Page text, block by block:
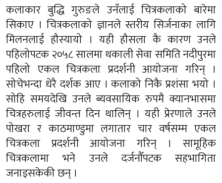
कलाकार बुद्धि गुरुङले उनँलाई चित्रकलाको बारेमा
सिकाए । चित्रकलाको ज्ञानले स्तरीय सिर्जनाका लागि
मिलनलाई हौस्यायो । यही हौसला कै कारण उनले
पहिलोपटक २०५८ सालमा थकाली सेवा समिति नदीपुरमा
पहिलो एकल चित्रकला प्रदर्शनी आयोजना गरिन् ।
सोचेभन्दा धेरै दर्शक आए । कलाको निकै प्रशंसा भयो ।
सोहि समयदेखि उनले ब्यवसायिक रुपमै क्यानभासमा
चित्रहरुलाई जीवन्त दिन थालिन् । यही प्रेरणाले उनले
पोखरा र काठमाण्डुमा लगातार चार वर्षसम्म एकल
चित्रकला प्रदर्शनी आयोजना गरिन् । सामूहिक
चित्रकलामा भने उनले दर्जनौँपटक सहभागिता
जनाइसकेकी छन् ।